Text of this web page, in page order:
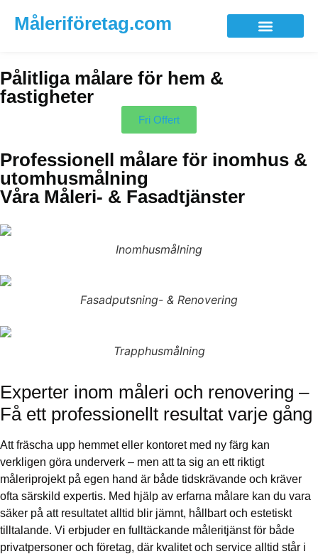
Måleriföretag.com
Pålitliga målare för hem &
fastigheter
Fri Offert
Professionell målare för inomhus &
utomhusmålning
Våra Måleri- & Fasadtjänster
Inomhusmålning
Fasadputsning- & Renovering
Trapphusmålning
Experter inom måleri och renovering –
Få ett professionellt resultat varje gång
Att fräscha upp hemmet eller kontoret med ny färg kan
verkligen göra underverk – men att ta sig an ett riktigt
måleriprojekt på egen hand är både tidskrävande och kräver
ofta särskild expertis. Med hjälp av erfarna målare kan du vara
säker på att resultatet alltid blir jämnt, hållbart och estetiskt
tilltalande. Vi erbjuder en fulltäckande måleritjänst för både
privatpersoner och företag, där kvalitet och service alltid står i